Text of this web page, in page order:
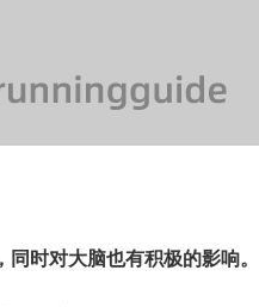
时对大脑也有积极的影响。